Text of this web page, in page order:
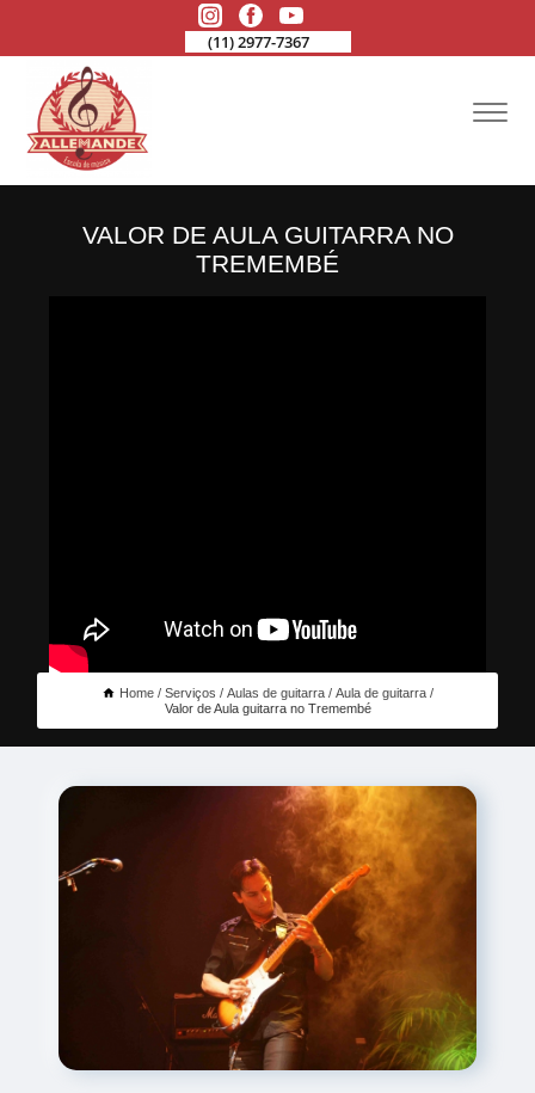
(11) 2977-7367
VALOR DE AULA GUITARRA NO
TREMEMBÉ
Home Serviços Aulas de guitarra
Aula de guitarra
Valor de Aula guitarra no Tremembé